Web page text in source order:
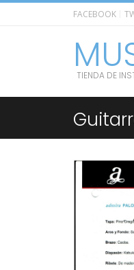
FACEBOOK
TIENDA DE